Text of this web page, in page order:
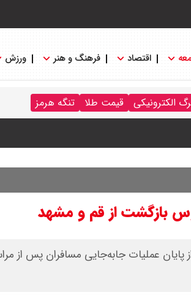
اقتصاد فرهنگ و هنر ورزش
الکترونیکی قیمت طلا تنگه هرمز
به تنگه هرمز را کلید زدند + جزییات
بازگشت از قم و مشهد
عملیات جابه‌جایی مسافران پس از